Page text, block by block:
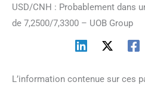
USD/CNH : Probablement dans
de 7,2500/7,3300 – UOB Group
L’information contenue sur ces